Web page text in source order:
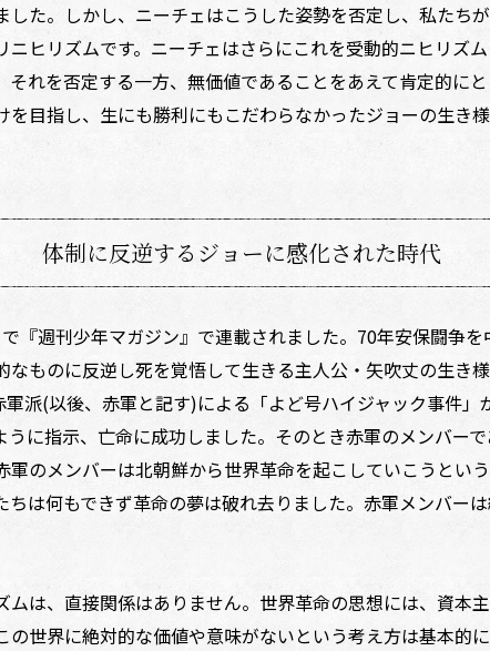
た。しかし、ニーチェはこうした姿勢を否定し、私たち
ヒリズムです。ニーチェはさらにこれを受動的ニヒリズ
れを否定する一方、無価値であることをあえて肯定的に
目指し、生にも勝利にもこだわらなかったジョーの生き
体制に反逆するジョーに感化された時代
『週刊少年マガジン』で連載されました。70年安保闘争
ものに反逆し死を覚悟して生きる主人公・矢吹丈の生き
派(以後、赤軍と記す)による「よど号ハイジャック事件
に指示、亡命に成功しました。そのとき赤軍のメンバー
のメンバーは北朝鮮から世界革命を起こしていこうとい
は何もできず革命の夢は破れ去りました。赤軍メンバー
は、直接関係はありません。世界革命の思想には、資本
世界に絶対的な価値や意味がないという考え方は基本的